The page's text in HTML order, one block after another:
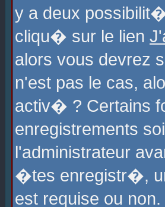
y a deux
cliqu� sur le lien
alors vous devrez
n'est pas le cas,
activ� ? Certains
enregistrements
l'administrateur
�tes enregistr�,
est requise ou